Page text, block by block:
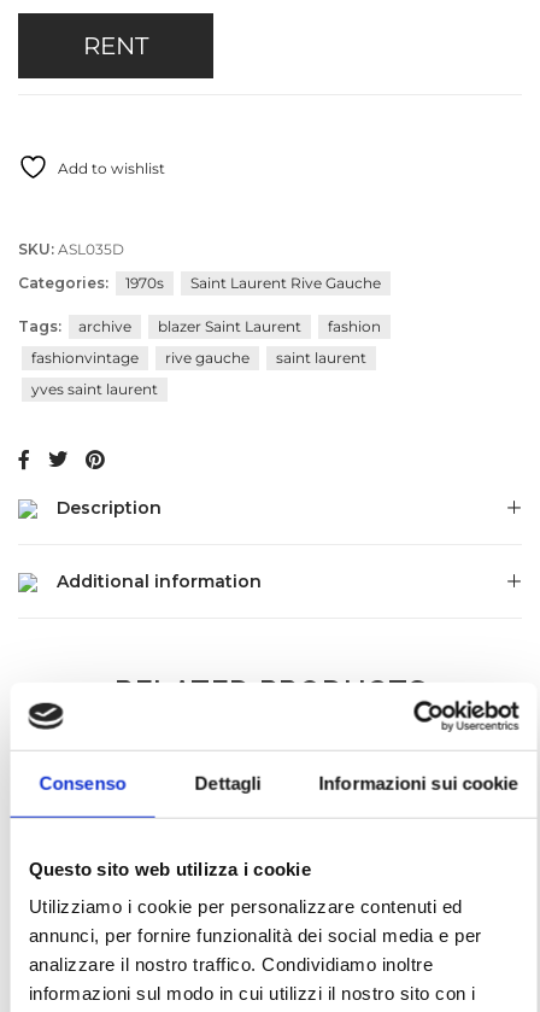
Consenso Dettagli Informazioni sui cookie
Questo sito web utilizza i cookie
Utilizziamo i cookie per personalizzare contenuti ed
annunci, per fornire funzionalità dei social media e per
analizzare il nostro traffico. Condividiamo inoltre
informazioni sul modo in cui utilizzi il nostro sito con i
RENT
Add to wishlist
Description
Additional information
SKU: ASL035D
Categories:
1970s Saint Laurent Rive Gauche
Tags: archive blazer Saint Laurent
fashion
fashionvintage
rive gauche
saint laurent
yves saint laurent
RELATED PRODUCTS